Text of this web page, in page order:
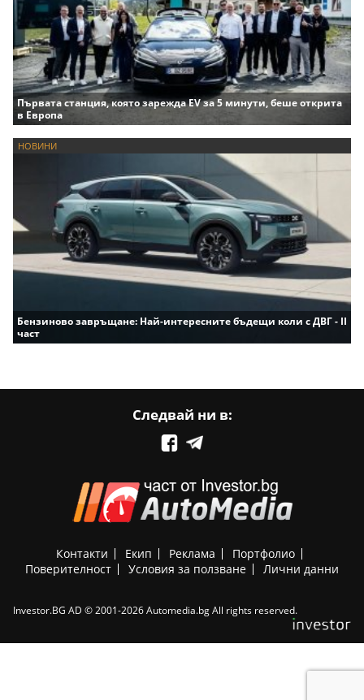
Първата станция, която зарежда EV за 5 минути, беше открита
в Европа
НОВИНИ
Бензиново завръщане: Най-интересните бъдещи коли с ДВГ - II
част
Следвай ни в:
Контакти Екип Реклама
Портфолио
Поверителност
Условия за ползване Лични данни
Investor.BG AD © 2001-2026 Automedia.bg All rights reserved.